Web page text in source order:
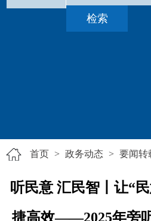
首页 > 政务动态 > 要闻转
听民意 汇民智丨让“
捷高效——2025年旁